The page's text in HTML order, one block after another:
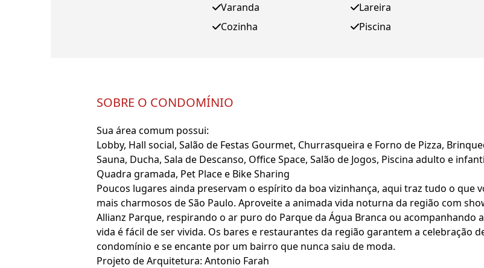
Varanda
Cozinha
Lareira
Piscina
SOBRE O CONDOMÍNIO
Sua área comum possui:
Lobby, Hall social, Salão de Festas Gourmet, Churrasqueira e Forno de Pizza,
Sauna, Ducha, Sala de Descanso, Office Space, Salão de Jogos, Piscina adulto e
Quadra gramada, Pet Place e Bike Sharing
Poucos lugares ainda preservam o espírito da boa vizinhança, aqui traz tudo o que
mais charmosos de São Paulo. Aproveite a animada vida noturna da região com
Allianz Parque, respirando o ar puro do Parque da Água Branca ou acompanhando
vida é fácil de ser vivida. Os bares e restaurantes da região garantem a celebração
condomínio e se encante por um bairro que nunca saiu de moda.
Projeto de Arquitetura: Antonio Farah